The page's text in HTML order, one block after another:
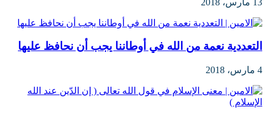
13 مارس، 2018
التعددية نعمة من الله في أوطاننا يجب أن نحافظ عليها
4 مارس، 2018